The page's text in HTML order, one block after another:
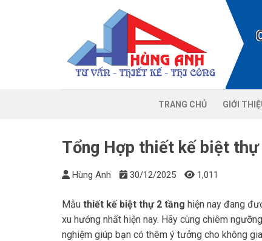
TRANG CHỦ GIỚI
Tổng Hợp thiết kế biệt
Hùng Anh 30/12/2025 1,011
Mẫu thiết kế biệt thự 2 tầng hiện nay đang
xu hướng nhất hiện nay. Hãy cùng chiêm
nghiệm giúp bạn có thêm ý tưởng cho không